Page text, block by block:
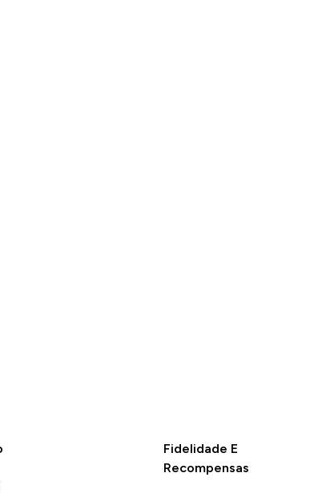
Fidelidade E
Recompensas